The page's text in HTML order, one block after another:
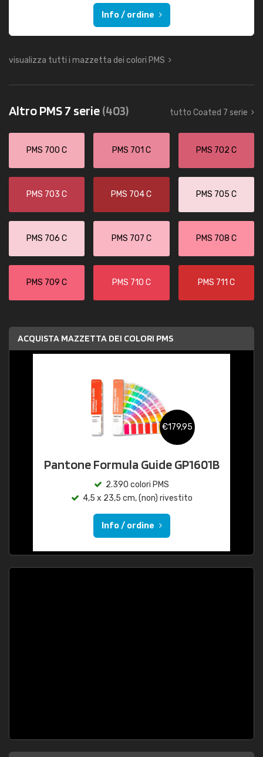
Info / ordine
visualizza tutti i mazzetta dei colori PMS
Altro PMS 7 serie(403) tutto Coated 7 serie
PMS 700 C PMS 701 C PMS 702 C
PMS 703 C PMS 704 C PMS 705 C
PMS 706 C PMS 707 C PMS 708 C
PMS 709 C PMS 710 C PMS 711 C
ACQUISTA MAZZETTA DEI COLORI PMS
€179,95
Pantone Formula Guide GP1601B
2.390 colori PMS
4,5 x 23,5 cm, (non) rivestito
Info / ordine